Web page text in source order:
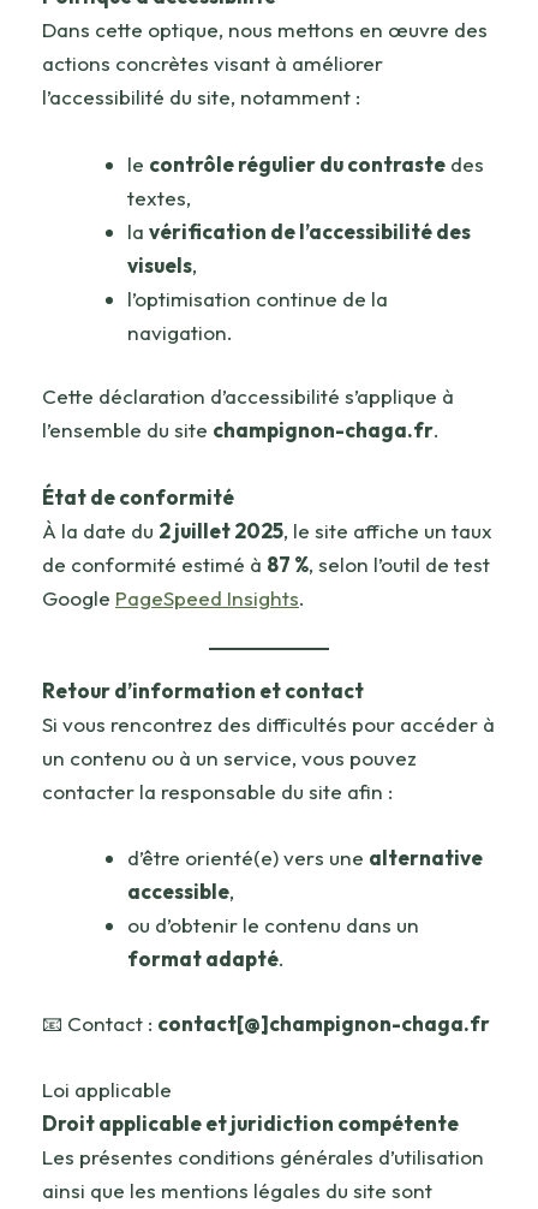
Dans cette optique, nous mettons en œuvre des
actions concrètes visant à améliorer
l’accessibilité du site, notamment :
le contrôle régulier du contraste des
textes,
lavérification de l’accessibilité des
visuels,
l’optimisation continue de la
navigation.
Cette déclaration d’accessibilité s’applique à
l’ensemble du site champignon-chaga.fr.
État de conformité
À la date du 2 juillet 2025, le site affiche un taux
de conformité estimé à 87 %, selon l’outil de test
Google PageSpeed Insights.
Retour d’information et contact
Si vous rencontrez des difficultés pour accéder à
un contenu ou à un service, vous pouvez
contacter la responsable du site afin :
d’être orienté(e) vers une alternative
accessible,
ou d’obtenir le contenu dans un
format adapté.
📧 Contact : contact[@]champignon-chaga.fr
Loi applicable
Droit applicable et juridiction compétente
Les présentes conditions générales d’utilisation
ainsi que les mentions légales du site sont